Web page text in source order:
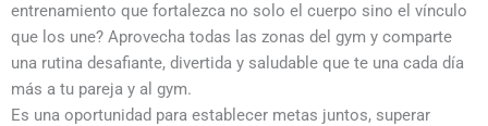
entrenamiento que fortalezca no solo el cuerpo sino el vínculo
que los une? Aprovecha todas las zonas del gym y comparte
una rutina desafiante, divertida y saludable que te una cada día
más a tu pareja y al gym.
Es una oportunidad para establecer metas juntos, superar